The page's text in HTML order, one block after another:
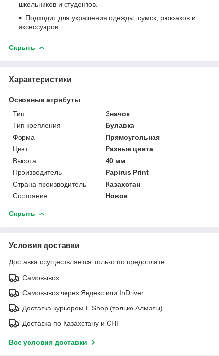
школьников и студентов.
Подходит для украшения одежды, сумок, рюкзаков и
аксессуаров.
Скрыть
Характеристики
Основные атрибуты
Тип
Значок
Тип крепления
Булавка
Форма
Прямоугольная
Цвет
Разные цвета
Высота
40 мм
Производитель
Papirus Print
Страна производитель
Казахстан
Состояние
Новое
Скрыть
Условия доставки
Доставка осуществляется только по предоплате.
Самовывоз
Самовывоз через Яндекс или InDriver
Доставка курьером L-Shop (только Алматы)
Доставка по Казахстану и СНГ
Все условия доставки